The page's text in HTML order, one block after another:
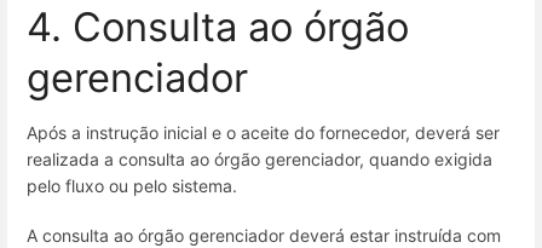
4. Consulta ao órgão
gerenciador
Após a instrução inicial e o aceite do fornecedor, deverá ser
realizada a consulta ao órgão gerenciador, quando exigida
pelo fluxo ou pelo sistema.
A consulta ao órgão gerenciador deverá estar instruída com